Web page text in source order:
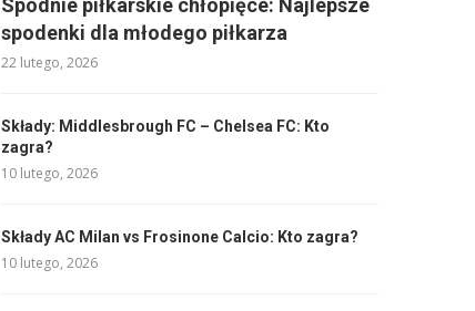
Spodnie piłkarskie chłopięce: Najlepsze
spodenki dla młodego piłkarza
22 lutego, 2026
Składy: Middlesbrough FC – Chelsea FC: Kto
zagra?
10 lutego, 2026
Składy AC Milan vs Frosinone Calcio: Kto zagra?
10 lutego, 2026